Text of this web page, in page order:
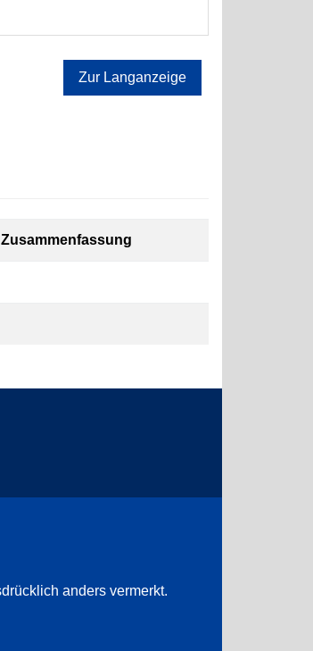
Zur Langanzeige
Zusammenfassung
anders vermerkt.